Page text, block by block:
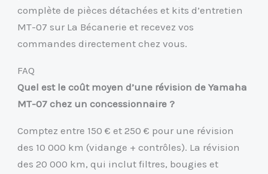
complète de pièces détachées et kits d’entretien
MT-07 sur La Bécanerie et recevez vos
commandes directement chez vous.
FAQ
Quel est le coût moyen d’une révision de Yamaha
MT-07 chez un concessionnaire ?
Comptez entre 150 € et 250 € pour une révision
des 10 000 km (vidange + contrôles). La révision
des 20 000 km, qui inclut filtres, bougies et